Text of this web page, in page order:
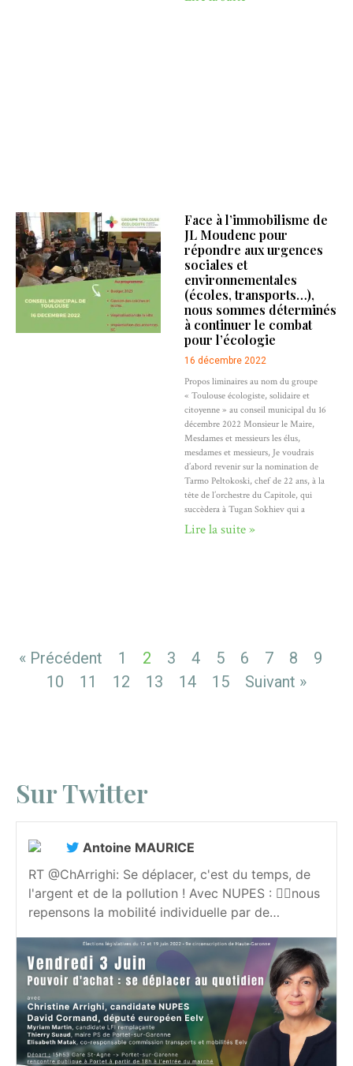
Face à l’immobilisme de
JL Moudenc pour
répondre aux urgences
sociales et
environnementales
(écoles, transports…),
nous sommes déterminés
à continuer le combat
pour l’écologie
16 décembre 2022
Propos liminaires au nom du groupe
« Toulouse écologiste, solidaire et
citoyenne » au conseil municipal du 16
décembre 2022 Monsieur le Maire,
Mesdames et messieurs les élus,
mesdames et messieurs, Je voudrais
d’abord revenir sur la nomination de
Tarmo Peltokoski, chef de 22 ans, à la
tête de l’orchestre du Capitole, qui
succèdera à Tugan Sokhiev qui a
Lire la suite »
« Précédent 1 2 3 4 5 6 7 8
9
10
11 12 13 14 15 Suivant »
Sur Twitter
Antoine MAURICE
RT @ChArrighi: Se déplacer, c'est du temps, de
l'argent et de la pollution ! Avec NUPES : 👉🏻nous
repensons la mobilité individuelle par de…